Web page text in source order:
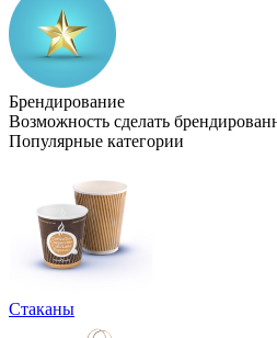
Брендирование
Возможность сделать
Популярные категории
Стаканы